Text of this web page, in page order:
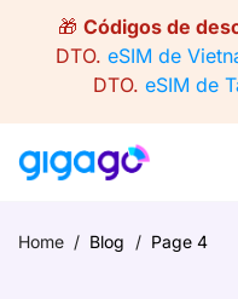
🎁 Códigos de
DTO. eSIM de
DTO. eSIM de
Home / Blog / Page 4